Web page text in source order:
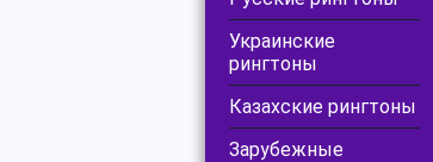
Украинские
рингтоны
Казахские рингтоны
Зарубежные